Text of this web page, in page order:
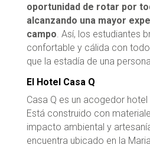
oportunidad de rotar por
alcanzando una mayor
campo. Así, los estudiantes
confortable y cálida con
que la estadía de una
El Hotel Casa Q
Casa Q es un acogedor
Está construido con
impacto ambiental y
encuentra ubicado en la